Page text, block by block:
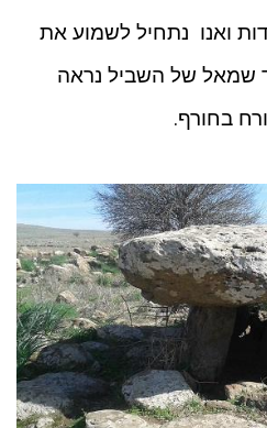
ואנו נתחיל לשמוע את
שמאל של השביל נראה
בחורף.